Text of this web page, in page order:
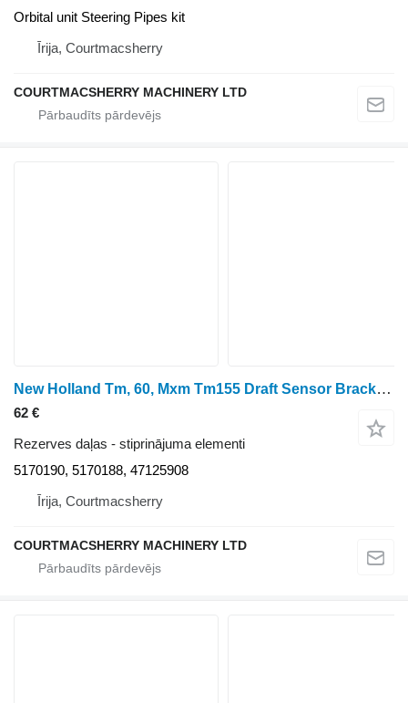
Orbital unit Steering Pipes kit
Īrija, Courtmacsherry
COURTMACSHERRY MACHINERY LTD
New Holland Tm, 60, Mxm Tm155 Draft Sensor Bracket Kit Lhs 5170190, 5170188 paredzēts riteņtraktora
62 €
Rezerves daļas - stiprinājuma elementi
5170190, 5170188, 47125908
Īrija, Courtmacsherry
COURTMACSHERRY MACHINERY LTD